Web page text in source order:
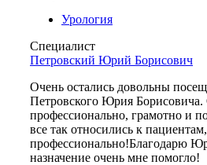
Урология
Специалист
Петровский Юрий Борисович
Очень остались довольны
Петровского Юрия Борисовича.
профессионально, грамотно и
все так относились к
профессионально!Благодарю
назначение очень мне помогло!